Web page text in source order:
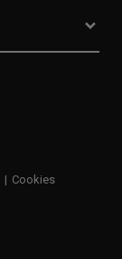
Cookies